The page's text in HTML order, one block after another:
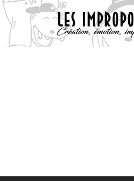
Aller
au
contenu